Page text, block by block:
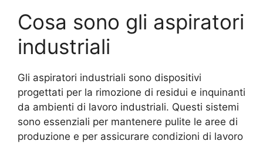
Cosa sono gli aspiratori
industriali
Gli aspiratori industriali sono dispositivi
progettati per la rimozione di residui e inquinanti
da ambienti di lavoro industriali. Questi sistemi
sono essenziali per mantenere pulite le aree di
produzione e per assicurare condizioni di lavoro